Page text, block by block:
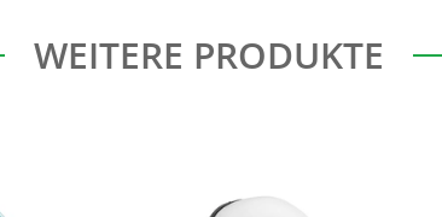
WEITERE PRODUKTE